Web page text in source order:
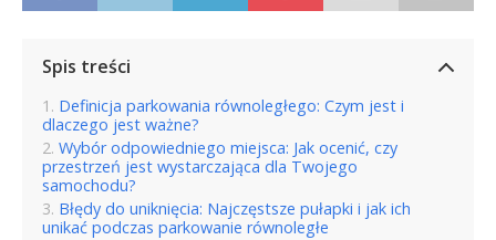
Spis treści
Definicja parkowania równoległego: Czym jest i
dlaczego jest ważne?
Wybór odpowiedniego miejsca: Jak ocenić, czy
przestrzeń jest wystarczająca dla Twojego
samochodu?
Błędy do uniknięcia: Najczęstsze pułapki i jak ich
unikać podczas parkowanie równoległe